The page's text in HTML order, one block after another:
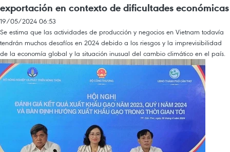
exportación en contexto de dificultades económicas
19/05/2024 06:53
Se estima que las actividades de producción y negocios en Vietnam todavía
tendrán muchos desafíos en 2024 debido a los riesgos y la imprevisibilidad
de la economía global y la situación inusual del cambio climático en el país.